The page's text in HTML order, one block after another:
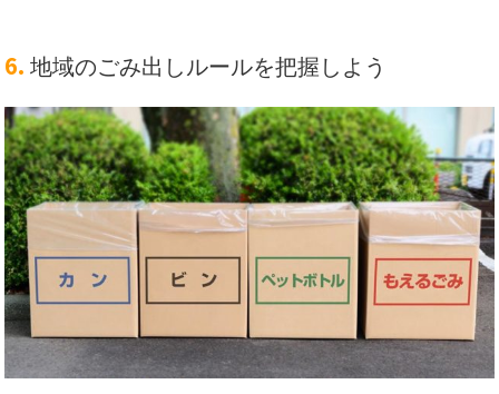
6.地域のごみ出しルールを把握しよう